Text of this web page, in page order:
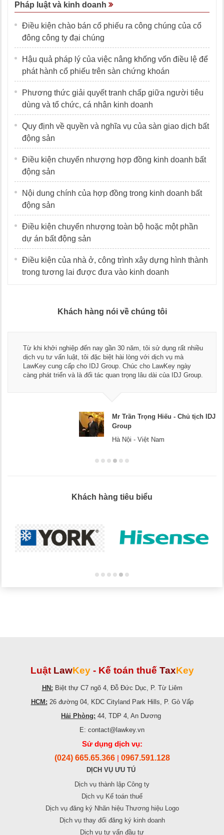
Pháp luật và kinh doanh
Điều kiện chào bán cổ phiếu ra công chúng của cổ
đông công ty đại chúng
Hậu quả pháp lý của việc nâng khống vốn điều lệ để
phát hành cổ phiếu trên sàn chứng khoán
Phương thức giải quyết tranh chấp giữa người tiêu
dùng và tổ chức, cá nhân kinh doanh
Quy định về quyền và nghĩa vụ của sàn giao dịch bất
động sản
Điều kiện chuyển nhượng hợp đồng kinh doanh bất
động sản
Nội dung chính của hợp đồng trong kinh doanh bất
động sản
Điều kiện chuyển nhượng toàn bộ hoặc một phần
dự án bất động sản
Điều kiện của nhà ở, công trình xây dựng hình thành
trong tương lai được đưa vào kinh doanh
Khách hàng nói về chúng tôi
Từ khi khởi nghiệp đến nay gần 30 năm, tôi sử dụng rất nhiều
dịch vụ tư vấn luật, tôi đặc biệt hài lòng với dịch vụ mà
LawKey cung cấp cho IDJ Group. Chúc cho LawKey ngày
càng phát triển và là đối tác quan trọng lâu dài của IDJ Group.
Mr Trần Trọng Hiếu - Chủ tịch IDJ
Group
Hà Nội - Việt Nam
Khách hàng tiêu biểu
Luật LawKey - Kế toán thuế TaxKey
HN: Biệt thự C7 ngõ 4, Đỗ Đức Dục, P. Từ Liêm
HCM: 26 đường 04, KDC Cityland Park Hills, P. Gò Vấp
Hải Phòng: 44, TDP 4, An Dương
E: contact@lawkey.vn
Sử dụng dịch vụ:
(024) 665.65.366 0967.591.128
DỊCH VỤ ƯU TÚ
Dịch vụ thành lập Công ty
Dịch vụ Kế toán thuế
Dịch vụ đăng ký Nhãn hiệu Thương hiệu Logo
Dịch vụ thay đổi đăng ký kinh doanh
Dịch vụ tư vấn đầu tư